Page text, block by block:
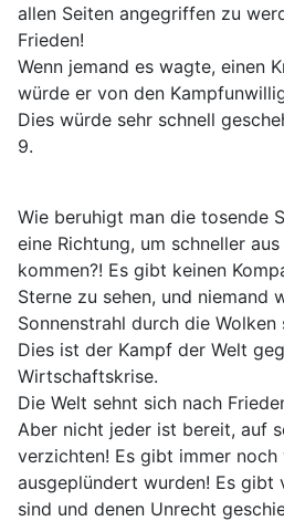
allen Seiten angegriffen zu
Frieden!
Wenn jemand es wagte, einen
würde er von den
Dies würde sehr schnell
9.
Wie beruhigt man die tosende
eine Richtung, um schneller
kommen?! Es gibt keinen
Sterne zu sehen, und niemand
Sonnenstrahl durch die Wolken
Dies ist der Kampf der Welt
Wirtschaftskrise.
Die Welt sehnt sich nach
Aber nicht jeder ist bereit, auf
verzichten! Es gibt immer
ausgeplündert wurden! Es gibt
sind und denen Unrecht